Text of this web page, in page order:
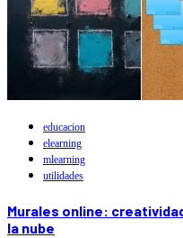
educacion
elearning
mlearning
utilidades
Murales online:
la nube